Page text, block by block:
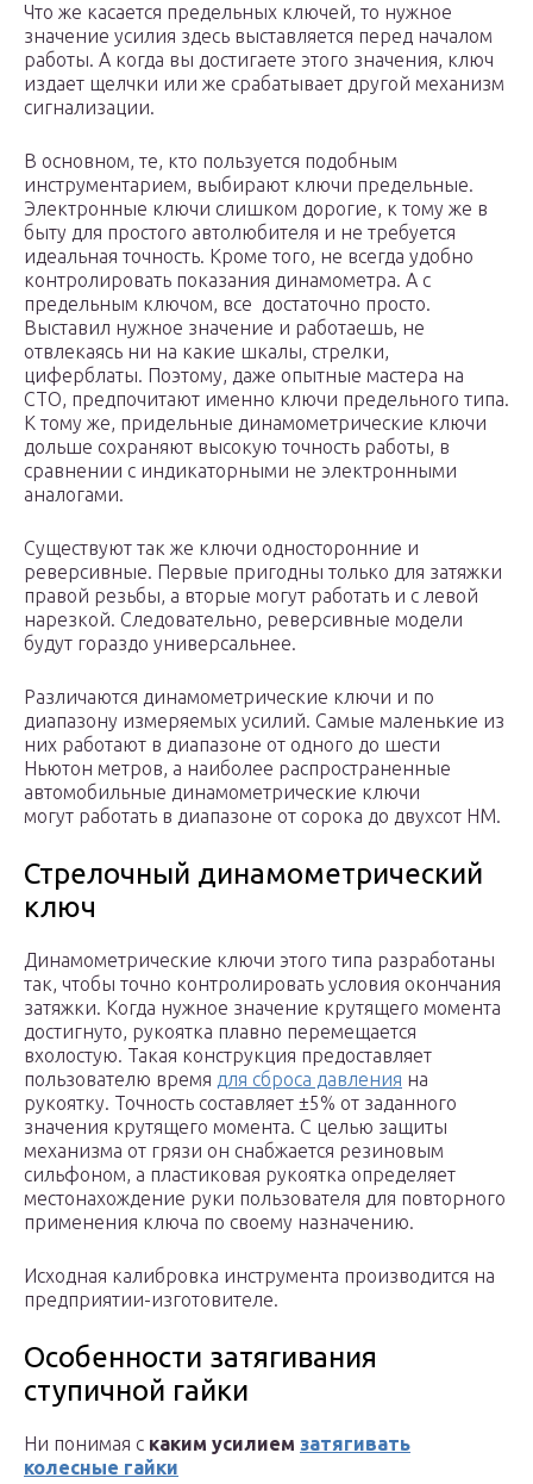
Что же касается предельных ключей, то нужное
значение усилия здесь выставляется перед началом
работы. А когда вы достигаете этого значения, ключ
издает щелчки или же срабатывает другой механизм
сигнализации.
В основном, те, кто пользуется подобным
инструментарием, выбирают ключи предельные.
Электронные ключи слишком дорогие, к тому же в
быту для простого автолюбителя и не требуется
идеальная точность. Кроме того, не всегда удобно
контролировать показания динамометра. А с
предельным ключом, все достаточно просто.
Выставил нужное значение и работаешь, не
отвлекаясь ни на какие шкалы, стрелки,
циферблаты. Поэтому, даже опытные мастера на
СТО, предпочитают именно ключи предельного типа.
К тому же, придельные динамометрические ключи
дольше сохраняют высокую точность работы, в
сравнении с индикаторными не электронными
аналогами.
Существуют так же ключи односторонние и
реверсивные. Первые пригодны только для затяжки
правой резьбы, а вторые могут работать и с левой
нарезкой. Следовательно, реверсивные модели
будут гораздо универсальнее.
Различаются динамометрические ключи и по
диапазону измеряемых усилий. Самые маленькие из
них работают в диапазоне от одного до шести
Ньютон метров, а наиболее распространенные
автомобильные динамометрические ключи
могут работать в диапазоне от сорока до двухсот НМ.
Стрелочный динамометрический
ключ
Динамометрические ключи этого типа разработаны
так, чтобы точно контролировать условия окончания
затяжки. Когда нужное значение крутящего момента
достигнуто, рукоятка плавно перемещается
вхолостую. Такая конструкция предоставляет
пользователю время для сброса давления на
рукоятку. Точность составляет ±5% от заданного
значения крутящего момента. С целью защиты
механизма от грязи он снабжается резиновым
сильфоном, а пластиковая рукоятка определяет
местонахождение руки пользователя для повторного
применения ключа по своему назначению.
Исходная калибровка инструмента производится на
предприятии-изготовителе.
Особенности затягивания
ступичной гайки
Ни понимая с каким усилием затягивать
колесные гайки